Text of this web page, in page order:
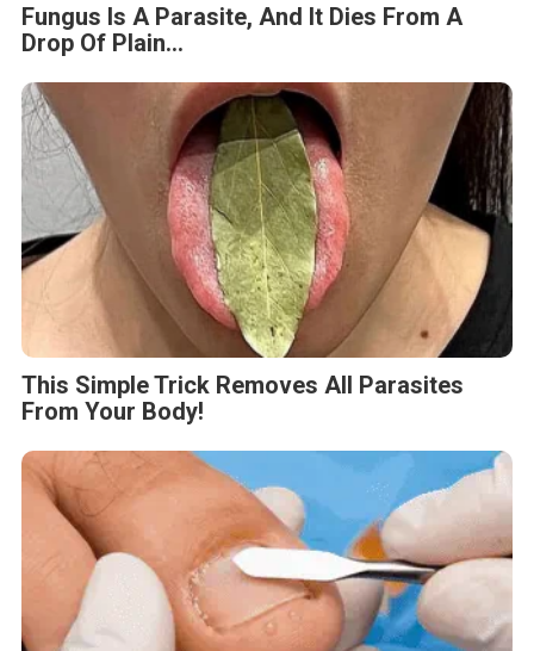
Fungus Is A Parasite, And It Dies From A
Drop Of Plain...
This Simple Trick Removes All Parasites
From Your Body!